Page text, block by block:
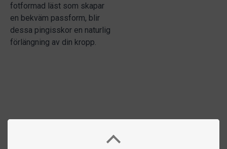
fotformad läst som skapar
en bekväm passform, blir
dessa pingisskor en naturlig
förlängning av din kropp.